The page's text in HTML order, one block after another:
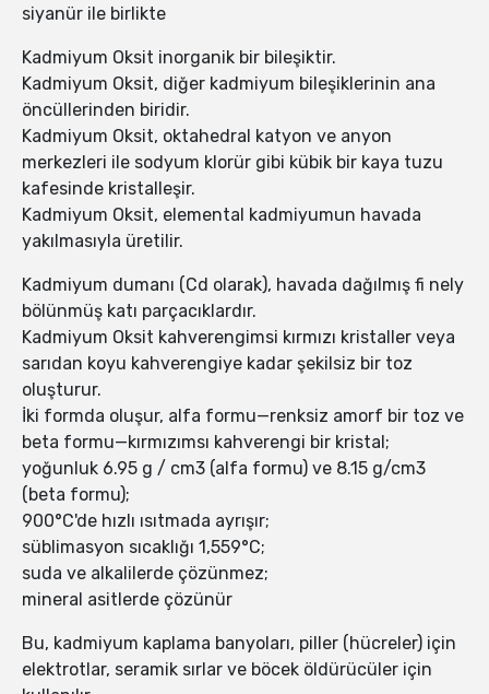
siyanür ile birlikte
Kadmiyum Oksit inorganik bir bileşiktir.
Kadmiyum Oksit, diğer kadmiyum bileşiklerinin ana
öncüllerinden biridir.
Kadmiyum Oksit, oktahedral katyon ve anyon
merkezleri ile sodyum klorür gibi kübik bir kaya tuzu
kafesinde kristalleşir.
Kadmiyum Oksit, elemental kadmiyumun havada
yakılmasıyla üretilir.
Kadmiyum dumanı (Cd olarak), havada dağılmış fi nely
bölünmüş katı parçacıklardır.
Kadmiyum Oksit kahverengimsi kırmızı kristaller veya
sarıdan koyu kahverengiye kadar şekilsiz bir toz
oluşturur.
İki formda oluşur, alfa formu—renksiz amorf bir toz ve
beta formu—kırmızımsı kahverengi bir kristal;
yoğunluk 6.95 g / cm3 (alfa formu) ve 8.15 g/cm3
(beta formu);
900°C'de hızlı ısıtmada ayrışır;
süblimasyon sıcaklığı 1,559°C;
suda ve alkalilerde çözünmez;
mineral asitlerde çözünür
Bu, kadmiyum kaplama banyoları, piller (hücreler) için
elektrotlar, seramik sırlar ve böcek öldürücüler için